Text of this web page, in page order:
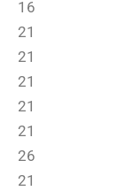
16
21
21
21
21
21
26
21